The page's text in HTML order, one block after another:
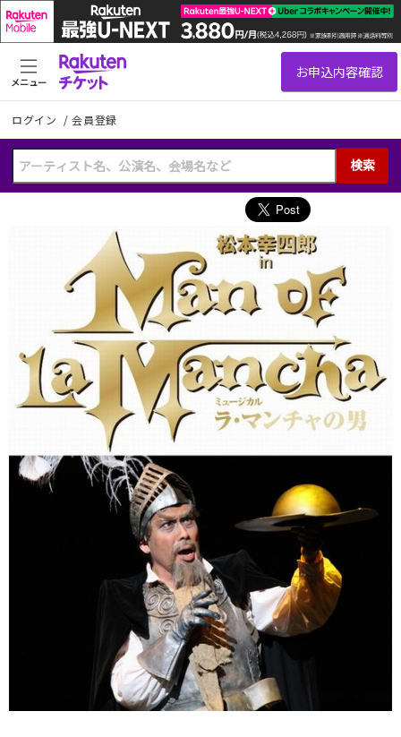
ログイン /会員登録
検索
メニュー